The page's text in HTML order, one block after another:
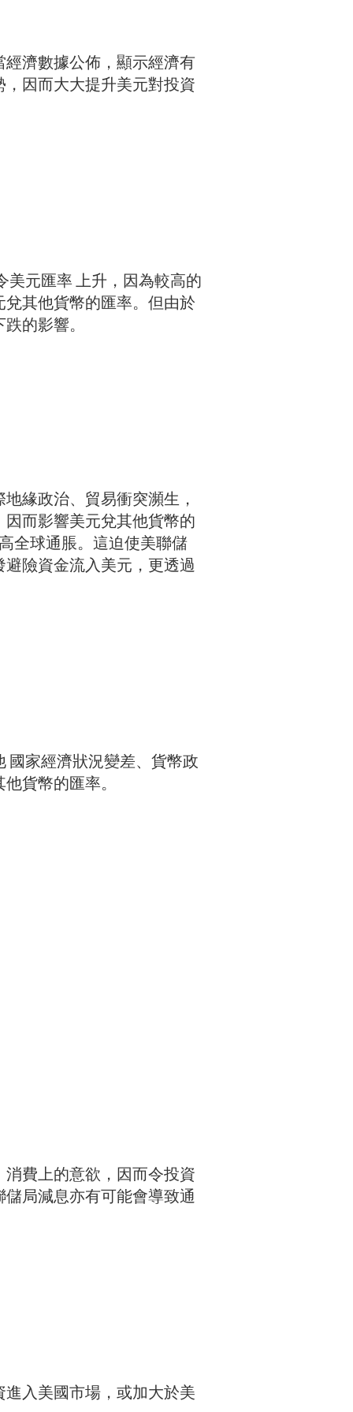
濟數據公佈，顯示經濟有
因而大大提升美元對投資
美元匯率 上升，因為較高的
其他貨幣的匯率。但由於
的影響。
緣政治、貿易衝突瀕生，
而影響美元兌其他貨幣的
全球通脹。這迫使美聯儲
險資金流入美元，更透過
國家經濟狀況變差、貨幣政
貨幣的匯率。
費上的意欲，因而令投資
局減息亦有可能會導致通
入美國市場，或加大於美